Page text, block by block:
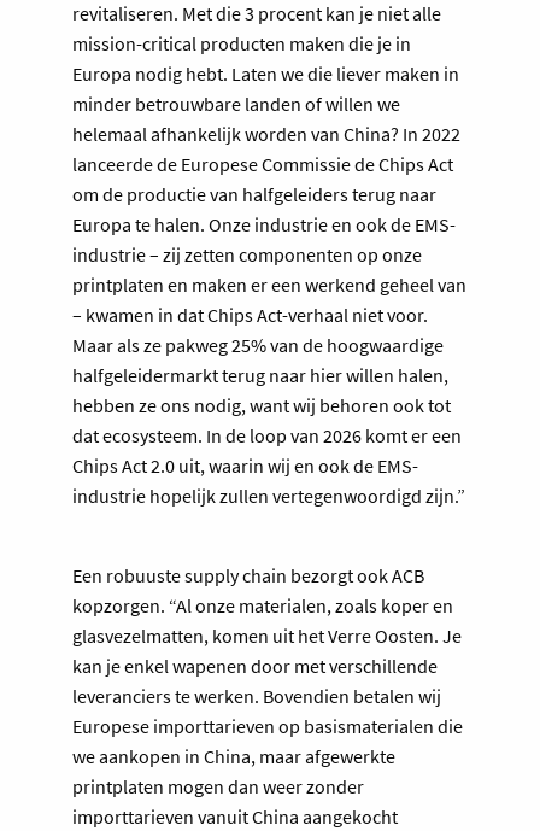
revitaliseren. Met die 3 procent kan je niet alle
mission-critical producten maken die je in
Europa nodig hebt. Laten we die liever maken in
minder betrouwbare landen of willen we
helemaal afhankelijk worden van China? In 2022
lanceerde de Europese Commissie de Chips Act
om de productie van halfgeleiders terug naar
Europa te halen. Onze industrie en ook de EMS-
industrie – zij zetten componenten op onze
printplaten en maken er een werkend geheel van
– kwamen in dat Chips Act-verhaal niet voor.
Maar als ze pakweg 25% van de hoogwaardige
halfgeleidermarkt terug naar hier willen halen,
hebben ze ons nodig, want wij behoren ook tot
dat ecosysteem. In de loop van 2026 komt er een
Chips Act 2.0 uit, waarin wij en ook de EMS-
industrie hopelijk zullen vertegenwoordigd zijn.”
Een robuuste supply chain bezorgt ook ACB
kopzorgen. “Al onze materialen, zoals koper en
glasvezelmatten, komen uit het Verre Oosten. Je
kan je enkel wapenen door met verschillende
leveranciers te werken. Bovendien betalen wij
Europese importtarieven op basismaterialen die
we aankopen in China, maar afgewerkte
printplaten mogen dan weer zonder
importtarieven vanuit China aangekocht